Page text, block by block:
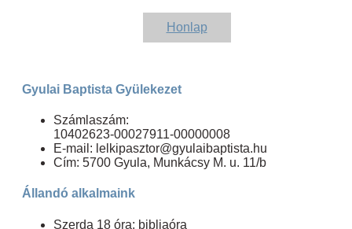
Honlap
Gyulai Baptista Gyülekezet
Számlaszám:
10402623-00027911-00000008
E-mail: lelkipasztor@gyulaibaptista.hu
Cím: 5700 Gyula, Munkácsy M. u. 11/b
Állandó alkalmaink
Szerda 18 óra: bibliaóra